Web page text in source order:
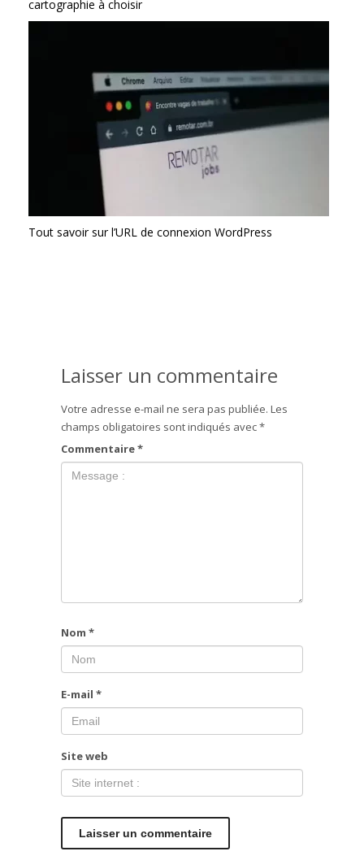
cartographie à choisir
Tout savoir sur l’URL de connexion WordPress
Laisser un commentaire
Votre adresse e-mail ne sera pas publiée. Les
champs obligatoires sont indiqués avec*
Commentaire*
Nom *
E-mail *
Site web